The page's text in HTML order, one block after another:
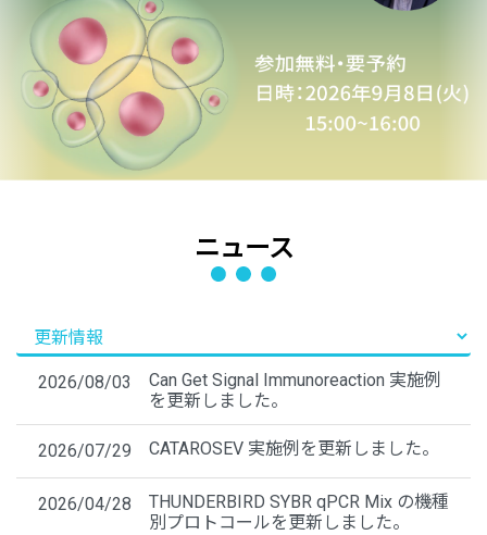
ニュース
2026/08/03
Can Get Signal Immunoreaction 実施例
を更新しました。
2026/07/29 CATAROSEV 実施例を更新しました。
2026/04/28
THUNDERBIRD SYBR qPCR Mix の機種
別プロトコールを更新しました。